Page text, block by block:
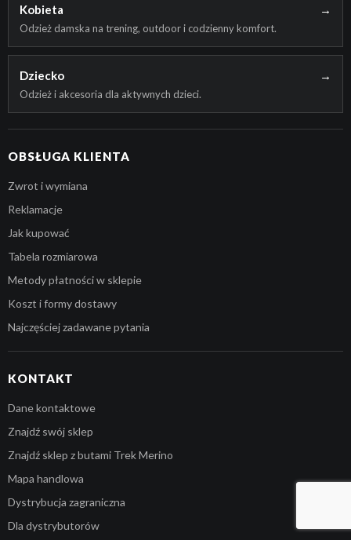
Kwota:
Kobieta →
Odzież damska na trening, outdoor i codzienny komfort.
Dziecko →
Odzież i akcesoria dla aktywnych dzieci.
OBSŁUGA KLIENTA
Zwrot i wymiana
Reklamacje
Jak kupować
Tabela rozmiarowa
Metody płatności w sklepie
Koszt i formy dostawy
Najczęściej zadawane pytania
KONTAKT
Dane kontaktowe
Znajdź swój sklep
Znajdź sklep z butami Trek Merino
Mapa handlowa
Dystrybucja zagraniczna
Dla dystrybutorów